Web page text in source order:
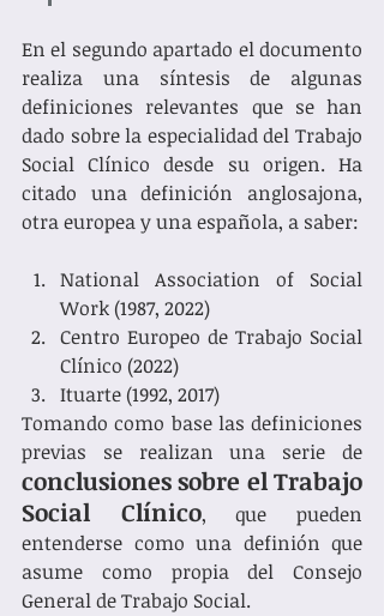
En el segundo apartado el documento
realiza una síntesis de algunas
definiciones relevantes que se han
dado sobre la especialidad del Trabajo
Social Clínico desde su origen. Ha
citado una definición anglosajona,
National Association of Social
Work (1987, 2022)
Centro Europeo de Trabajo Social
Clínico (2022)
Ituarte (1992, 2017)
Tomando como base las definiciones
conclusiones sobre el Trabajo
Social Clínico, que pueden
entenderse como una definión que
asume como propia del Consejo
General de Trabajo Social.